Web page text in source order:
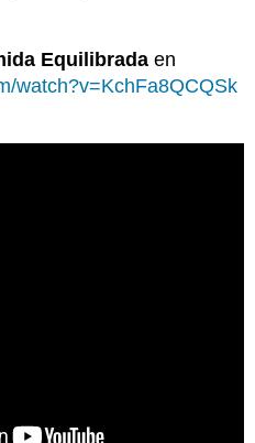
Equilibrada en
watch?v=KchFa8QCQSk